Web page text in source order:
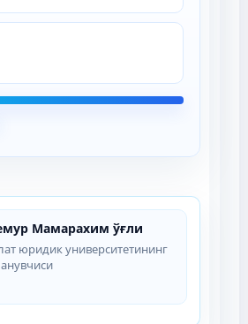
Мамарахим ўғли
юридик университетининг